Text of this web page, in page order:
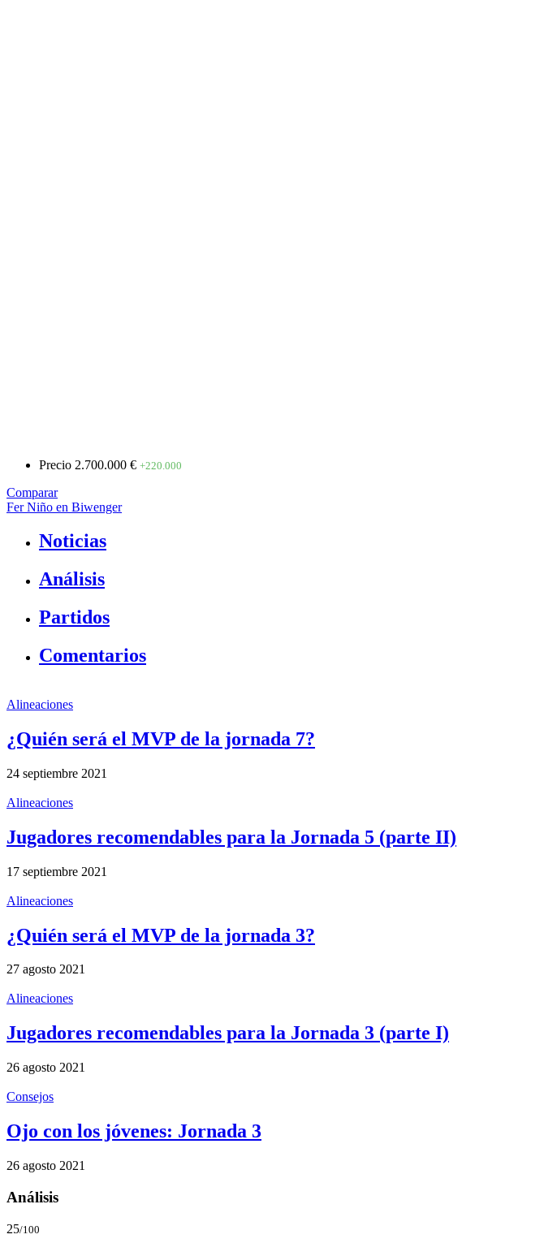
Precio 2.700.000 € +220.000
Comparar
Fer Niño en Biwenger
Noticias
Análisis
Partidos
Comentarios
Alineaciones
¿Quién será el MVP de la jornada 7?
24 septiembre 2021
Alineaciones
Jugadores recomendables para la Jornada 5 (parte II)
17 septiembre 2021
Alineaciones
¿Quién será el MVP de la jornada 3?
27 agosto 2021
Alineaciones
Jugadores recomendables para la Jornada 3 (parte I)
26 agosto 2021
Consejos
Ojo con los jóvenes: Jornada 3
26 agosto 2021
Análisis
25/100